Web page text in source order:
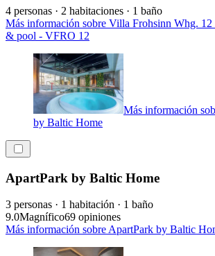
4 personas · 2 habitaciones · 1 baño
Más información sobre Villa Frohsinn Whg. 12
& pool - VFRO 12
Más información
by Baltic Home
ApartPark by Baltic Home
3 personas · 1 habitación · 1 baño
9.0Magnífico69 opiniones
Más información sobre ApartPark by Baltic